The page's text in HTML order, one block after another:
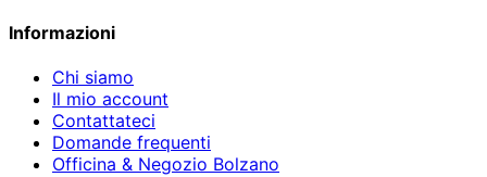
Informazioni
Chi siamo
Il mio account
Contattateci
Domande frequenti
Officina & Negozio Bolzano